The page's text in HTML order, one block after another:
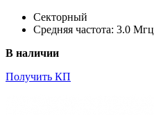
Секторный
Средняя частота: 3.0 Мгц
В наличии
Получить КП